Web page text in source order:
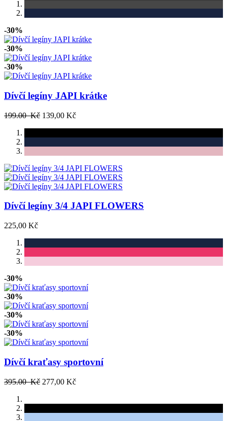
-30%
-30%
-30%
Dívčí legíny JAPI krátke
199.00 Kč 139,00 Kč
Dívčí legíny 3/4 JAPI FLOWERS
225,00 Kč
-30%
-30%
-30%
-30%
Dívčí kraťasy sportovní
395.00 Kč 277,00 Kč